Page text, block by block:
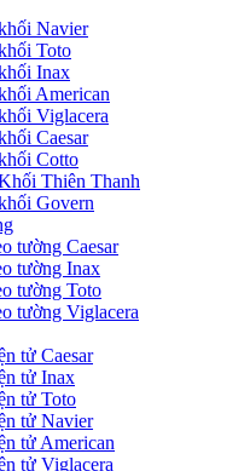
Navier
Toto
Inax
American
Viglacera
Caesar
Cotto
Thiên Thanh
Govern
tường Caesar
tường Inax
tường Toto
tường Viglacera
tử Caesar
tử Inax
tử Toto
tử Navier
tử American
tử Viglacera